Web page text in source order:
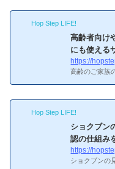
おすすめな理
人1回限定。
験。あー、お
順番1番目：
S100%の野菜
約10品。ミー
ぃっしゅぼー
Hop Step LIFE!
高齢者向け
にも使える
https://
高齢のご家族
介護する側に
したミールキ
ンスの良い食
つけるべきポ
をつけるべき
齢者の約7割
れています。
Hop Step LIFE!
ショクブン
認の仕組み
https://
ショクブンの